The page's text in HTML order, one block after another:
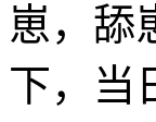
崽，舔
下，当